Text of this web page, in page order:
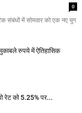
0
संबंधों में सोमवार को एक नए युग
रुपये में ऐतिहासिक
रेट को 5.25% पर...